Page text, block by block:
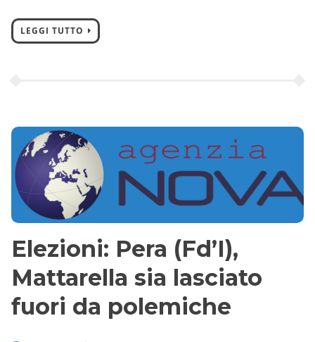
LEGGI TUTTO
Elezioni: Pera (Fd’I),
Mattarella sia lasciato
fuori da polemiche